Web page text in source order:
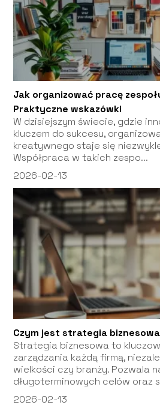
Jak organizować pracę
Praktyczne wskazówki
W dzisiejszym świecie, gdzie
kluczem do sukcesu,
kreatywnego staje się
Współpraca w takich zespo...
2026-02-13
Czym jest strategia
Strategia biznesowa to
zarządzania każdą firmą,
wielkości czy branży. Pozwala
długoterminowych celów oraz
2026-02-13